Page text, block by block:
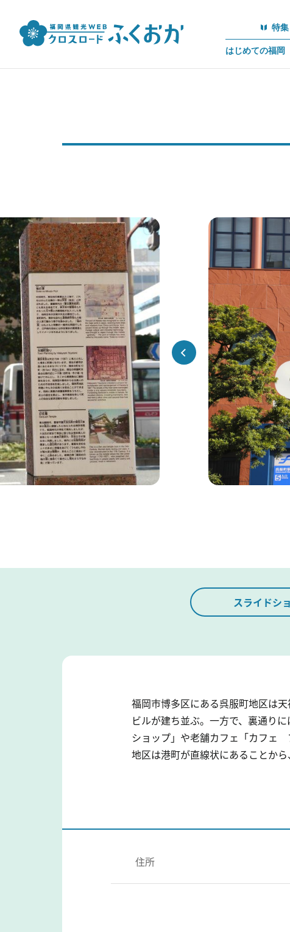
特集
はじめての福岡
スライドシ
福岡市博多区にある呉服町地区は
ビルが建ち並ぶ。一方で、裏通り
ショップ」や老舗カフェ「カフェ
地区は港町が直線状にあることか
住所